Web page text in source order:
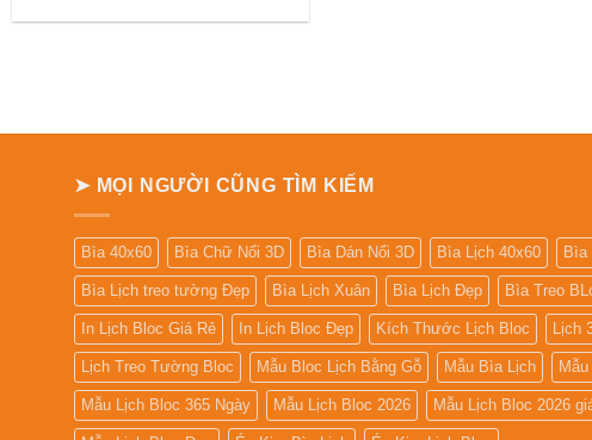
➤ MỌI NGƯỜI CŨNG TÌM KIẾM
Bìa 40x60 Bìa Chữ Nổi 3D Bìa Dán Nổi 3D Bìa Lịch 40x60 Bìa
Bìa Lịch treo tường Đẹp Bìa Lịch Xuân Bìa Lịch Đẹp Bìa Treo
In Lịch Bloc Giá Rẻ In Lịch Bloc Đẹp Kích Thước Lịch Bloc Lịch
Lịch Treo Tường Bloc Mẫu Bloc Lịch Bằng Gỗ Mẫu Bìa Lịch
Mẫu Lịch Bloc 365 Ngày Mẫu Lịch Bloc 2026 Mẫu Lịch Bloc 2026